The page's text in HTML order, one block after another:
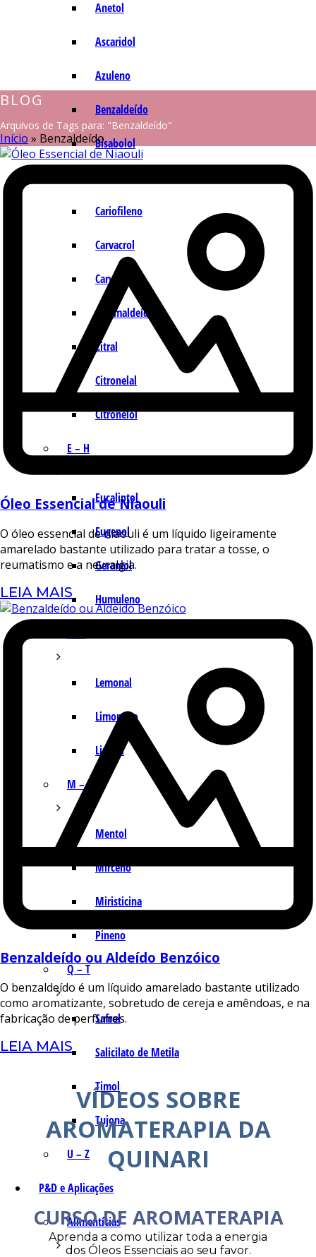
Anetol
Ascaridol
Azuleno
Benzaldeído
Bisabolol
Cariofileno
Carvacrol
Carvona
Cinamaldeído
Citral
Citronelal
Citronelol
E – H
Eucaliptol
Eugenol
Geraniol
Humuleno
Lemonal
Limoneno
Linalol
M – P
Mentol
Mirceno
Miristicina
Pineno
Q – T
Safrol
Salicilato de Metila
Timol
Tujona
U – Z
P&D e Aplicações
Alimentícias
BLOG
Arquivos de Tags para: "Benzaldeído"
Início » Benzaldeído
Óleo Essencial de Niaouli
O óleo essencial de niaouli é um líquido ligeiramente
amarelado bastante utilizado para tratar a tosse, o
reumatismo e a nevralgia.
LEIA MAIS
Benzaldeído ou Aldeído Benzóico
O benzaldeído é um líquido amarelado bastante utilizado
como aromatizante, sobretudo de cereja e amêndoas, e na
fabricação de perfumes.
LEIA MAIS
VÍDEOS SOBRE
AROMATERAPIA DA
QUINARI
CURSO DE AROMATERAPIA
Aprenda a como utilizar toda a energia
dos Óleos Essenciais ao seu favor.